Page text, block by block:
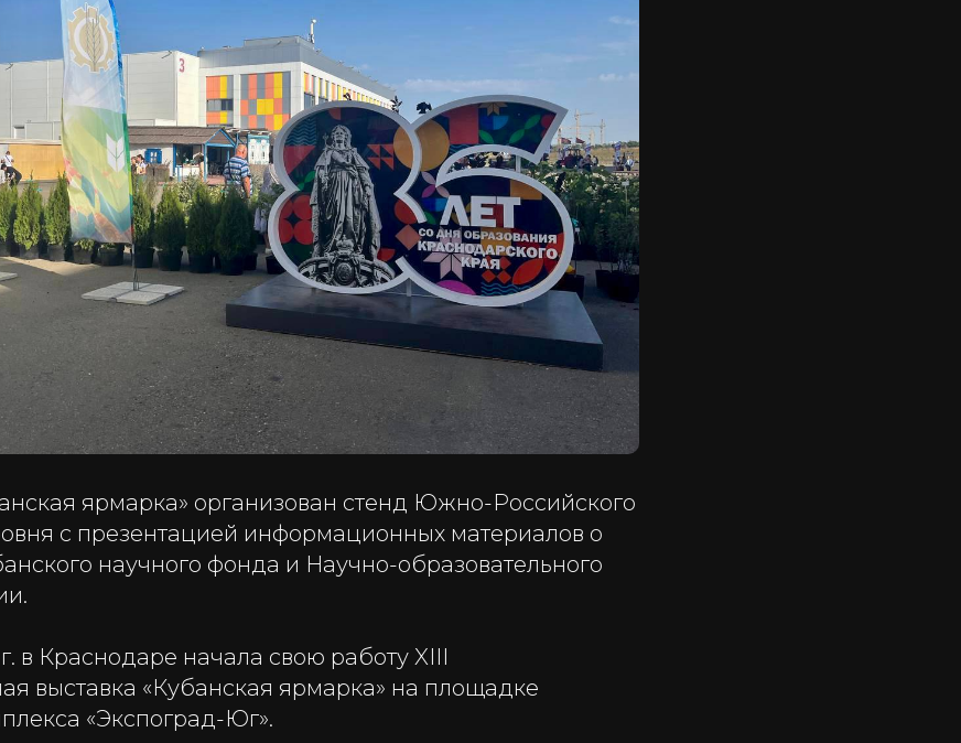
ярмарка» организован стенд Южно-Российского
с презентацией информационных материалов о
научного фонда и Научно-образовательного
в Краснодаре начала свою работу XIII
выставка «Кубанская ярмарка» на площадке
«Экспоград-Юг».